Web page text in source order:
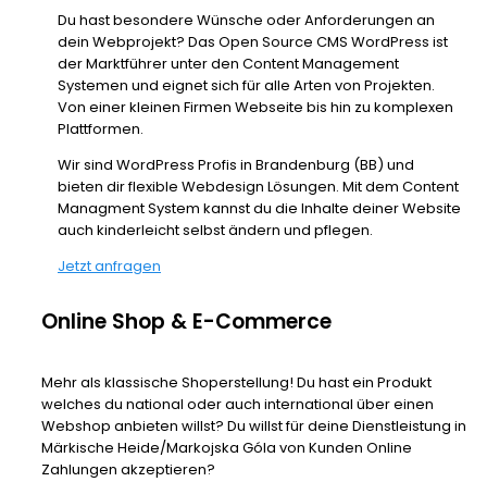
Du hast besondere Wünsche oder Anforderungen an
dein Webprojekt? Das Open Source CMS WordPress ist
der Marktführer unter den Content Management
Systemen und eignet sich für alle Arten von Projekten.
Von einer kleinen Firmen Webseite bis hin zu komplexen
Plattformen.
Wir sind WordPress Profis in Brandenburg (BB) und
bieten dir flexible Webdesign Lösungen. Mit dem Content
Managment System kannst du die Inhalte deiner Website
auch kinderleicht selbst ändern und pflegen.
Jetzt anfragen
Online Shop & E-Commerce
Mehr als klassische Shoperstellung! Du hast ein Produkt
welches du national oder auch international über einen
Webshop anbieten willst? Du willst für deine Dienstleistung in
Märkische Heide/Markojska Góla von Kunden Online
Zahlungen akzeptieren?